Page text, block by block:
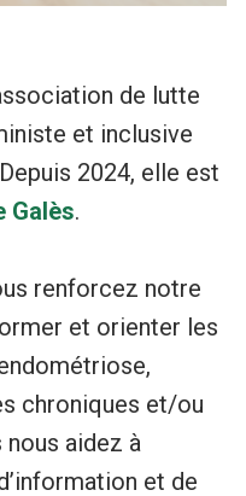
de lutte
et inclusive
2024, elle est
Galès.
renforcez notre
et orienter les
chroniques et/ou
nous aidez à
et de